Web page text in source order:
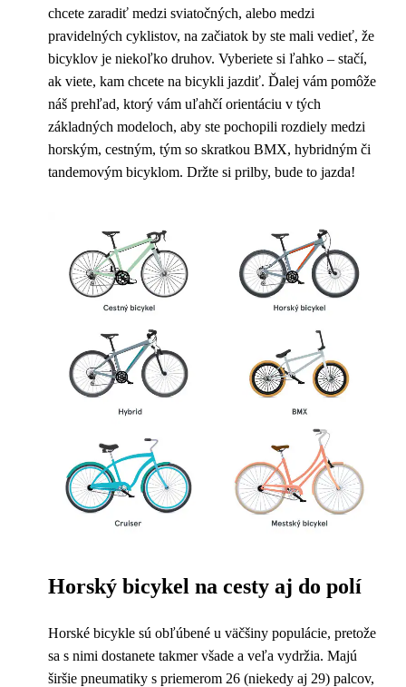
chcete zaradiť medzi sviatočných, alebo medzi
pravidelných cyklistov, na začiatok by ste mali vedieť, že
bicyklov je niekoľko druhov. Vyberiete si ľahko – stačí,
ak viete, kam chcete na bicykli jazdiť. Ďalej vám pomôže
náš prehľad, ktorý vám uľahčí orientáciu v tých
základných modeloch, aby ste pochopili rozdiely medzi
horským, cestným, tým so skratkou BMX, hybridným či
tandemovým bicyklom. Držte si prilby, bude to jazda!
Horský bicykel na cesty aj do polí
Horské bicykle sú obľúbené u väčšiny populácie, pretože
sa s nimi dostanete takmer všade a veľa vydržia. Majú
širšie pneumatiky s priemerom 26 (niekedy aj 29) palcov,